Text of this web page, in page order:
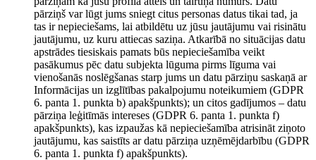
pārziņš var lūgt jums sniegt citus personas datus tikai tad, ja
tas ir nepieciešams, lai atbildētu uz jūsu jautājumu vai risinātu
jautājumu, uz kuru attiecas saziņa. Atkarībā no situācijas datu
apstrādes tiesiskais pamats būs nepieciešamība veikt
pasākumus pēc datu subjekta lūguma pirms līguma vai
vienošanās noslēgšanas starp jums un datu pārziņu saskaņā ar
Informācijas un izglītības pakalpojumu noteikumiem (GDPR
6. panta 1. punkta b) apakšpunkts); un citos gadījumos – datu
pārziņa leģitīmās intereses (GDPR 6. panta 1. punkta f)
apakšpunkts), kas izpaužas kā nepieciešamība atrisināt ziņoto
jautājumu, kas saistīts ar datu pārziņa uzņēmējdarbību (GDPR
6. panta 1. punkta f) apakšpunkts).